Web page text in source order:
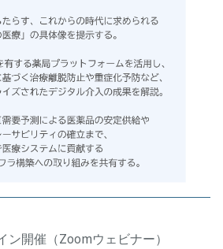
ン開催（Zoomウェビナー）